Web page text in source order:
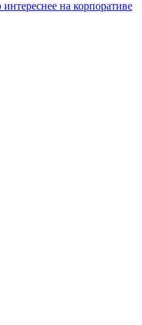
на корпоративе